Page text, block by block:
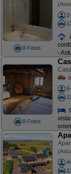
8 Fotos
-
8 Fotos
a